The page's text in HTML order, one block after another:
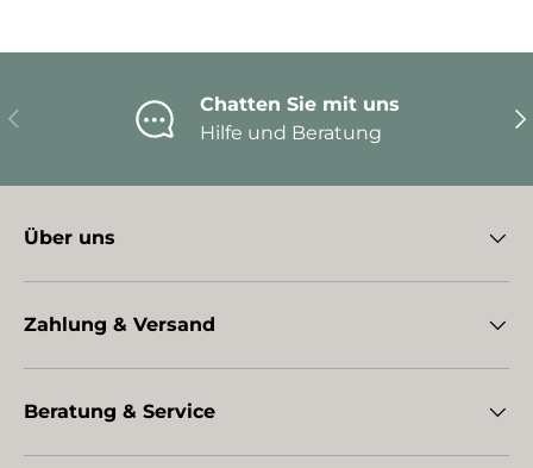
Vorherige
Chatten Sie mit uns
Hilfe und Beratung
Über uns
Zahlung & Versand
Beratung & Service